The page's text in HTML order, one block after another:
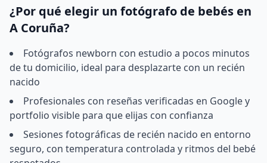
¿Por qué elegir un fotógrafo de bebés en
A Coruña?
Fotógrafos newborn con estudio a pocos minutos
de tu domicilio, ideal para desplazarte con un recién
nacido
Profesionales con reseñas verificadas en Google y
portfolio visible para que elijas con confianza
Sesiones fotográficas de recién nacido en entorno
seguro, con temperatura controlada y ritmos del bebé